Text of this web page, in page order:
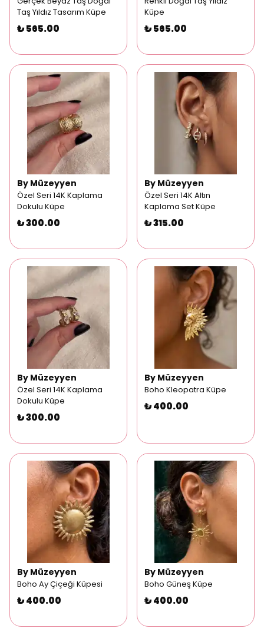
Taş Yıldız Tasarım Küpe
₺ 565.00
Küpe
₺ 565.00
By Müzeyyen
Özel Seri 14K Kaplama
Dokulu Küpe
₺ 300.00
By Müzeyyen
Özel Seri 14K Altın
Kaplama Set Küpe
₺ 315.00
By Müzeyyen
Özel Seri 14K Kaplama
Dokulu Küpe
₺ 300.00
By Müzeyyen
Boho Kleopatra Küpe
₺ 400.00
By Müzeyyen
Boho Ay Çiçeği Küpesi
₺ 400.00
By Müzeyyen
Boho Güneş Küpe
₺ 400.00